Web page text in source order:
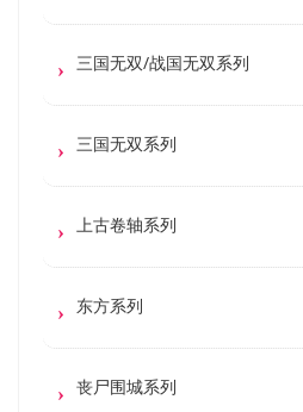
三国无双/战国无双系列
三国无双系列
上古卷轴系列
东方系列
丧尸围城系列